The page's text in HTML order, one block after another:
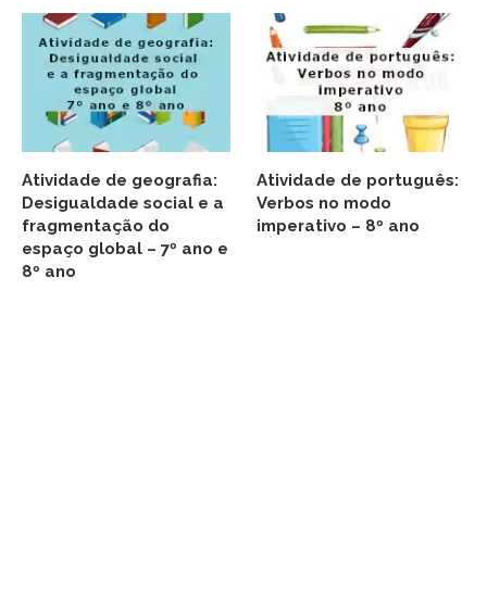
Atividade de geografia:
Desigualdade social e a
fragmentação do
espaço global – 7º ano e
8º ano
Atividade de português:
Verbos no modo
imperativo – 8º ano